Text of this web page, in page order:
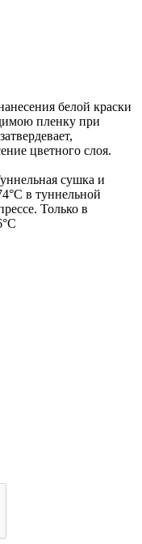
белой краски
пленку при
цветного слоя.
сушка и
в туннельной
Только в